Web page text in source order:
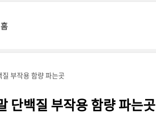
홈
부작용 함량 파는곳
단백질 부작용 함량 파는곳